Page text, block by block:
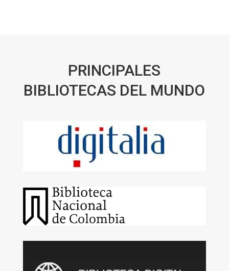
PRINCIPALES
BIBLIOTECAS DEL MUNDO